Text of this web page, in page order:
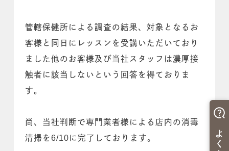
管轄保健所による調査の結果、対象となるお
客様と同日にレッスンを受講いただいており
ました他のお客様及び当社スタッフは濃厚接
触者に該当しないという回答を得ておりま
す。
尚、当社判断で専門業者様による店内の消毒
清掃を6/10に完了しております。